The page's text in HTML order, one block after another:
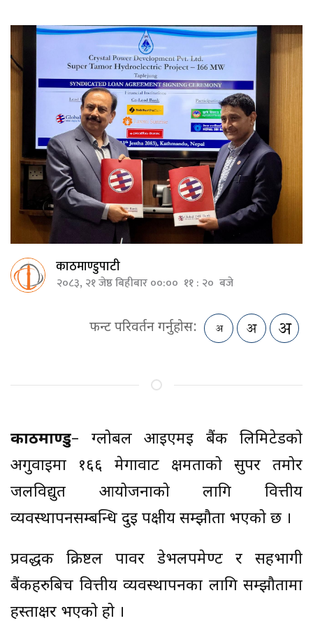
काठमाण्डुपाटी
२०८३, २१ जेष्ठ बिहीबार ००:०० ११ : २० बजे
फन्ट परिवर्तन गर्नुहोस:
काठमाण्डु– ग्लोबल आइएमई बैंक लिमिटेडको
अगुवाइमा १६६ मेगावाट क्षमताको सुपर तमोर
जलविद्युत आयोजनाको लागि वित्तीय
व्यवस्थापनसम्बन्धि दुई पक्षीय सम्झौता भएको छ ।
प्रवर्द्धक क्रिष्टल पावर डेभलपमेण्ट र सहभागी
बैंकहरुबिच वित्तीय व्यवस्थापनका लागि सम्झौतामा
हस्ताक्षर भएको हो ।